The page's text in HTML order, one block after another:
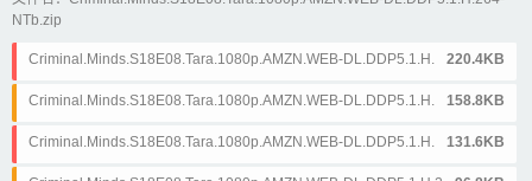
NTb.zip
Criminal.Minds.S18E08.Tara.1080p.AMZN.WEB-DL.DDP5.1.H.264-NTb.
简体&英文.ass
220.4KB
Criminal.Minds.S18E08.Tara.1080p.AMZN.WEB-DL.DDP5.1.H.264-NTb.
简体&英文.srt
158.8KB
Criminal.Minds.S18E08.Tara.1080p.AMZN.WEB-DL.DDP5.1.H.264-NTb.
简体.ass
131.6KB